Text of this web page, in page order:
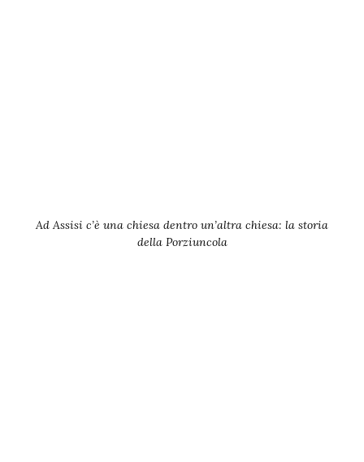
Ad Assisi c’è una chiesa dentro un’altra chiesa: la storia
della Porziuncola